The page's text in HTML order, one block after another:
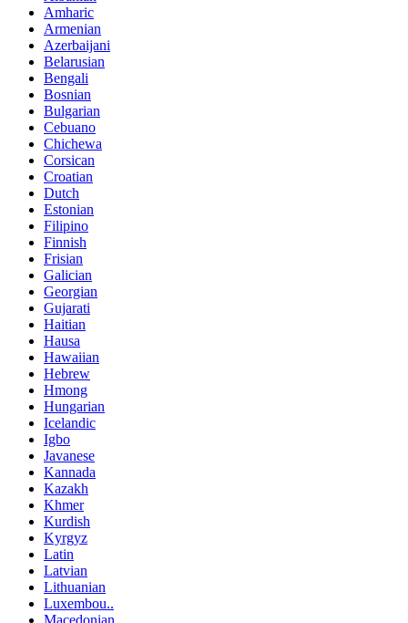
Amharic
Armenian
Azerbaijani
Belarusian
Bengali
Bosnian
Bulgarian
Cebuano
Chichewa
Corsican
Croatian
Dutch
Estonian
Filipino
Finnish
Frisian
Galician
Georgian
Gujarati
Haitian
Hausa
Hawaiian
Hebrew
Hmong
Hungarian
Icelandic
Igbo
Javanese
Kannada
Kazakh
Khmer
Kurdish
Kyrgyz
Latin
Latvian
Lithuanian
Luxembou..
Macedonian